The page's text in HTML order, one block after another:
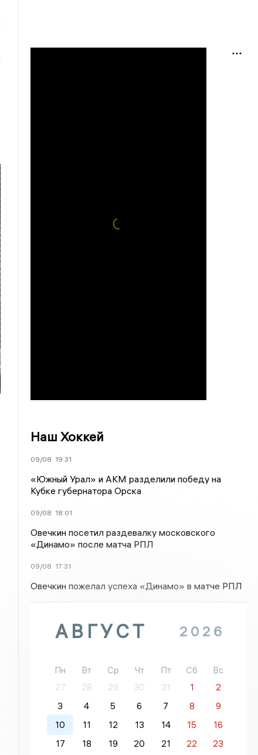
Наш Хоккей
09/08 19:31
«Южный Урал» и АКМ разделили победу на
Кубке губернатора Орска
09/08 18:01
Овечкин посетил раздевалку московского
«Динамо» после матча РПЛ
09/08 17:31
Овечкин пожелал успеха «Динамо» в матче РПЛ
АВГУСТ 2026
Пн Вт Ср Чт Пт Сб
Вс
27
28 29 30 31 1
2
3
4 5 6 7 8
9
10
11 12 13 14 15
16
17
18 19 20 21 22
23